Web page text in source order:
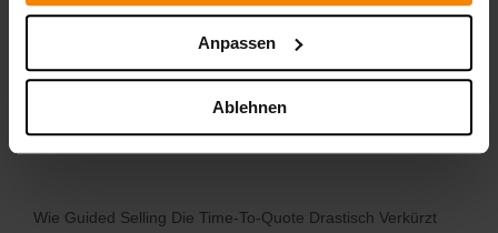
Anpassen
Ablehnen
Wie Guided Selling Die Time‑to‑Quote Drastisch Verkürzt